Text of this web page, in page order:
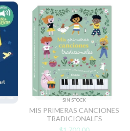
SIN STOCK
MIS PRIMERAS CANCIONES
TRADICIONALES